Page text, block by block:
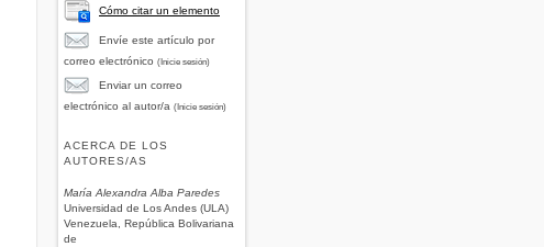
Cómo citar un elemento
Envíe este artículo por
correo electrónico (Inicie sesión)
Enviar un correo
electrónico al autor/a (Inicie sesión)
ACERCA DE LOS
AUTORES/AS
María Alexandra Alba Paredes
Universidad de Los Andes (ULA)
Venezuela, República Bolivariana
de